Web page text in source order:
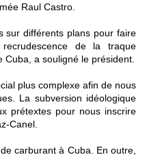
Raul Castro.
sur différents plans pour faire
de la traque
a souligné le président.
plus complexe afin de nous
La subversion idéologique
prétextes pour nous inscrire
Canel.
carburant à Cuba. En outre,